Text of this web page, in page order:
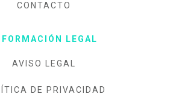
CONTACTO
LEGAL
AVISO LEGAL
DE PRIVACIDAD